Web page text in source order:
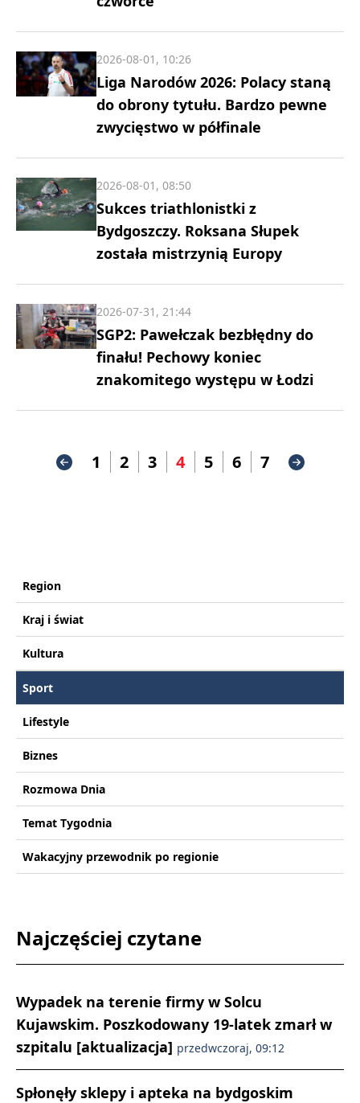
Liga Narodów 2026: Polacy staną
do obrony tytułu. Bardzo pewne
zwycięstwo w półfinale
2026-08-01, 10:26
Sukces triathlonistki z
Bydgoszczy. Roksana Słupek
została mistrzynią Europy
2026-08-01, 08:50
SGP2: Pawełczak bezbłędny do
finału! Pechowy koniec
znakomitego występu w Łodzi
2026-07-31, 21:44
1 2 3 4 5 6 7
Region
Kraj i świat
Kultura
Sport
Lifestyle
Biznes
Rozmowa Dnia
Temat Tygodnia
Wakacyjny przewodnik po regionie
Najczęściej czytane
Wypadek na terenie firmy w Solcu
Kujawskim. Poszkodowany 19-latek zmarł w
szpitalu [aktualizacja] przedwczoraj, 09:12
Spłonęły sklepy i apteka na bydgoskim